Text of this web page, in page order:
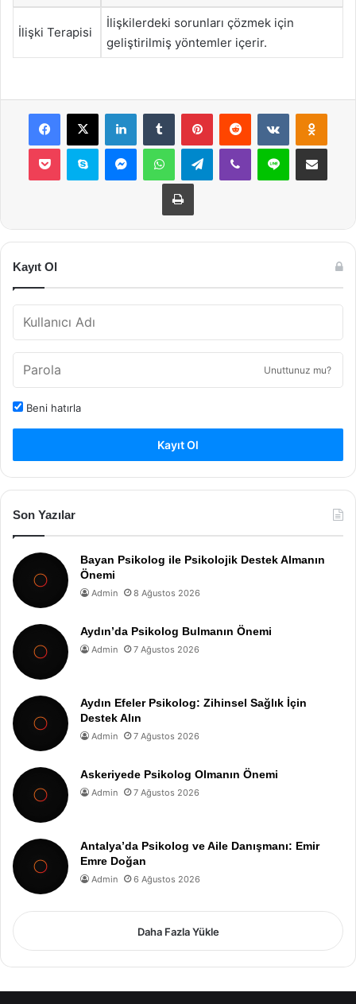
İlişki Terapisi
İlişkilerdeki sorunları çözmek için
geliştirilmiş yöntemler içerir.
Facebook
X LinkedInTumblr PinterestReddit VKontakte
Pocket Skype MessengerWhatsAppTelegramViber Line E-Posta ile
Yazdır
Kayıt Ol
Unuttunuz mu?
Beni hatırla
Kayıt Ol
Son Yazılar
Bayan Psikolog ile Psikolojik Destek Almanın
Önemi
Admin 8 Ağustos 2026
Aydın’da Psikolog Bulmanın Önemi
Admin 7 Ağustos 2026
Aydın Efeler Psikolog: Zihinsel Sağlık İçin
Destek Alın
Admin 7 Ağustos 2026
Askeriyede Psikolog Olmanın Önemi
Admin 7 Ağustos 2026
Antalya’da Psikolog ve Aile Danışmanı: Emir
Emre Doğan
Admin 6 Ağustos 2026
Daha Fazla Yükle